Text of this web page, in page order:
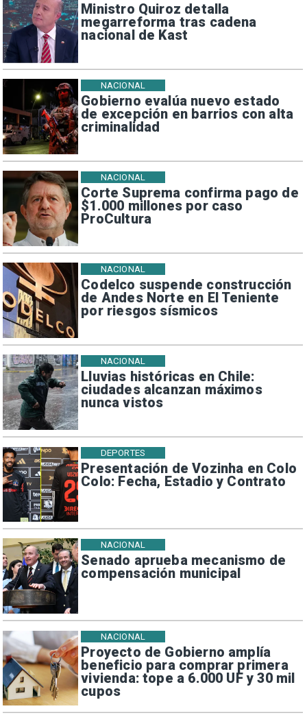
Ministro Quiroz detalla
megarreforma tras cadena
nacional de Kast
Gobierno evalúa nuevo estado
de excepción en barrios con alta
criminalidad
NACIONAL
Corte Suprema confirma pago de
$1.000 millones por caso
ProCultura
NACIONAL
Codelco suspende construcción
de Andes Norte en El Teniente
por riesgos sísmicos
NACIONAL
Lluvias históricas en Chile:
ciudades alcanzan máximos
nunca vistos
NACIONAL
Presentación de Vozinha en Colo
Colo: Fecha, Estadio y Contrato
DEPORTES
Senado aprueba mecanismo de
compensación municipal
NACIONAL
Proyecto de Gobierno amplía
beneficio para comprar primera
vivienda: tope a 6.000 UF y 30 mil
cupos
NACIONAL